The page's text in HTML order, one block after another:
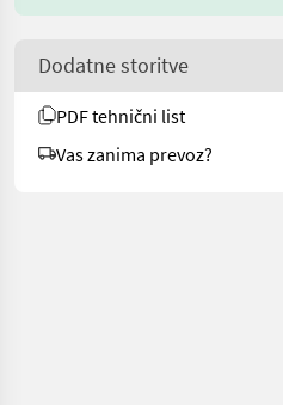
Dodatne storitve
PDF tehnični list
Vas zanima prevoz?